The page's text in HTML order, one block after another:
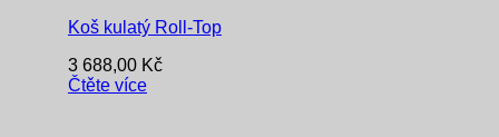
Koš kulatý Roll-Top
3 688,00 Kč
Čtěte více